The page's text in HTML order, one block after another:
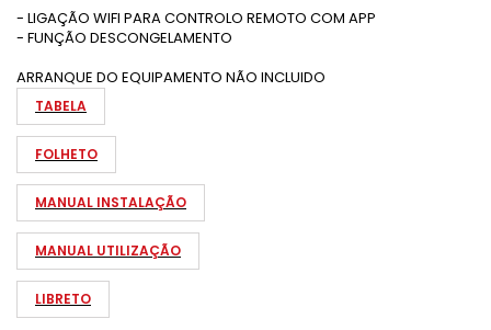
- LIGAÇÃO WIFI PARA CONTROLO REMOTO COM APP
- FUNÇÃO DESCONGELAMENTO
ARRANQUE DO EQUIPAMENTO NÃO INCLUIDO
TABELA
FOLHETO
MANUAL INSTALAÇÃO
MANUAL UTILIZAÇÃO
LIBRETO